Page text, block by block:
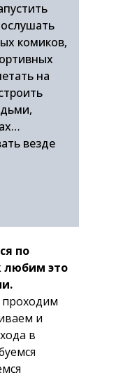
комиков,
на
везде
по
любим это
проходим
и
в